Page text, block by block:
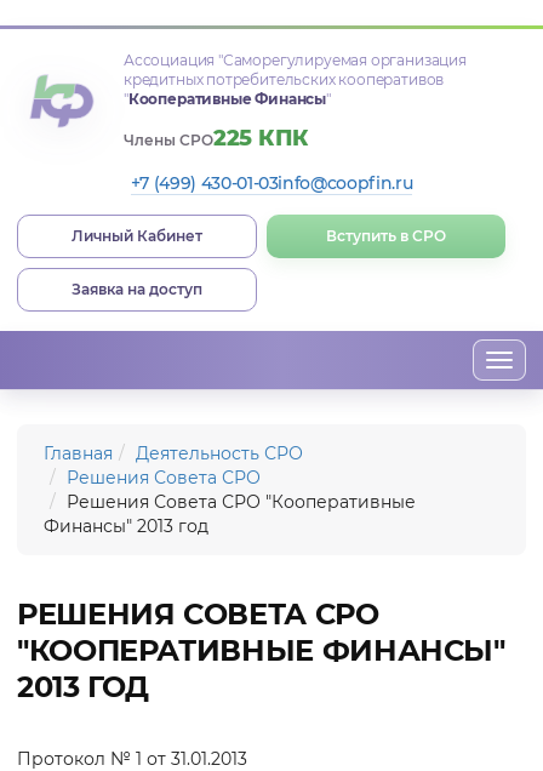
Ассоциация "Саморегулируемая организация
кредитных потребительских кооперативов
"Кооперативные Финансы"
Члены СРО225 КПК
+7 (499) 430-01-03info@coopfin.ru
Личный Кабинет Вступить в СРО
Заявка на доступ
Главная
Деятельность СРО
Решения Совета СРО
Решения Совета СРО "Кооперативные
Финансы" 2013 год
РЕШЕНИЯ СОВЕТА СРО
"КООПЕРАТИВНЫЕ ФИНАНСЫ"
2013 ГОД
Протокол № 1 от 31.01.2013